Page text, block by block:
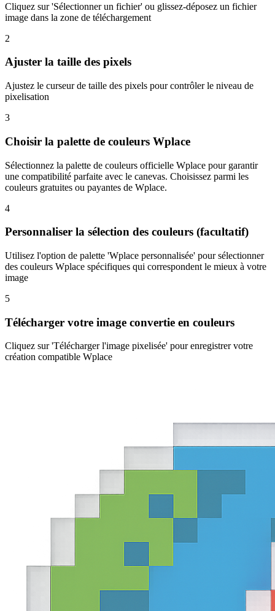
Cliquez sur 'Sélectionner un fichier' ou glissez-déposez un fichier
image dans la zone de téléchargement
2
Ajuster la taille des pixels
Ajustez le curseur de taille des pixels pour contrôler le niveau de
pixelisation
3
Choisir la palette de couleurs Wplace
Sélectionnez la palette de couleurs officielle Wplace pour garantir
une compatibilité parfaite avec le canevas. Choisissez parmi les
couleurs gratuites ou payantes de Wplace.
4
Personnaliser la sélection des couleurs (facultatif)
Utilisez l'option de palette 'Wplace personnalisée' pour sélectionner
des couleurs Wplace spécifiques qui correspondent le mieux à votre
image
5
Télécharger votre image convertie en couleurs
Cliquez sur 'Télécharger l'image pixelisée' pour enregistrer votre
création compatible Wplace